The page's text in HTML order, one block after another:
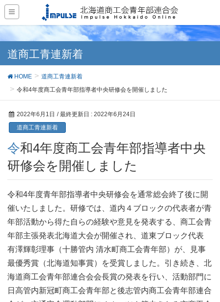
道商工青連新着
HOME
道商工青連新着
令和4年度商工会青年部指導者中央研修会を開催しました
2022年6月1日 / 最終更新日 : 2022年6月24日
道商工青連新着
令和4年度商工会青年部指導者中央
研修会を開催しました
令和4年度青年部指導者中央研修会を通常総会終了後に開
催いたしました。研修では、道内４ブロックの代表者が青
年部活動から得た自らの経験や意見を発表する、商工会青
年部主張発表北海道大会が開催され、道東ブロック代表
有澤輝彰理事（十勝管内 清水町商工会青年部）が、見事
最優秀賞（北海道知事賞）を受賞しました。引き続き、北
海道商工会青年部連合会会長賞の発表を行い、活動部門に
日高管内新冠町商工会青年部と後志管内商工会青年部連合